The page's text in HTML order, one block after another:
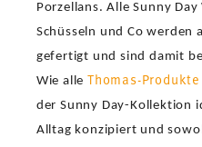
Porzellans. Alle Sunny Day
Schüsseln und Co werden
gefertigt und sind damit
Wie alle Thomas-Produkte
der Sunny Day-Kollektion
Alltag konzipiert und